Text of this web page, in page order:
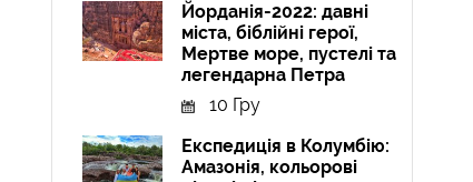
Йорданія-2022: давні
міста, біблійні герої,
Мертве море, пустелі та
легендарна Петра
10 Гру
Експедиція в Колумбію:
Амазонія, кольорові